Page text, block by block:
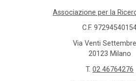
Associazione per la
C.F.
Via Venti
20123 Milano
T. 02 46764276